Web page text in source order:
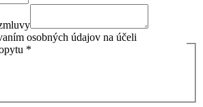
osobných údajov na účeli
*